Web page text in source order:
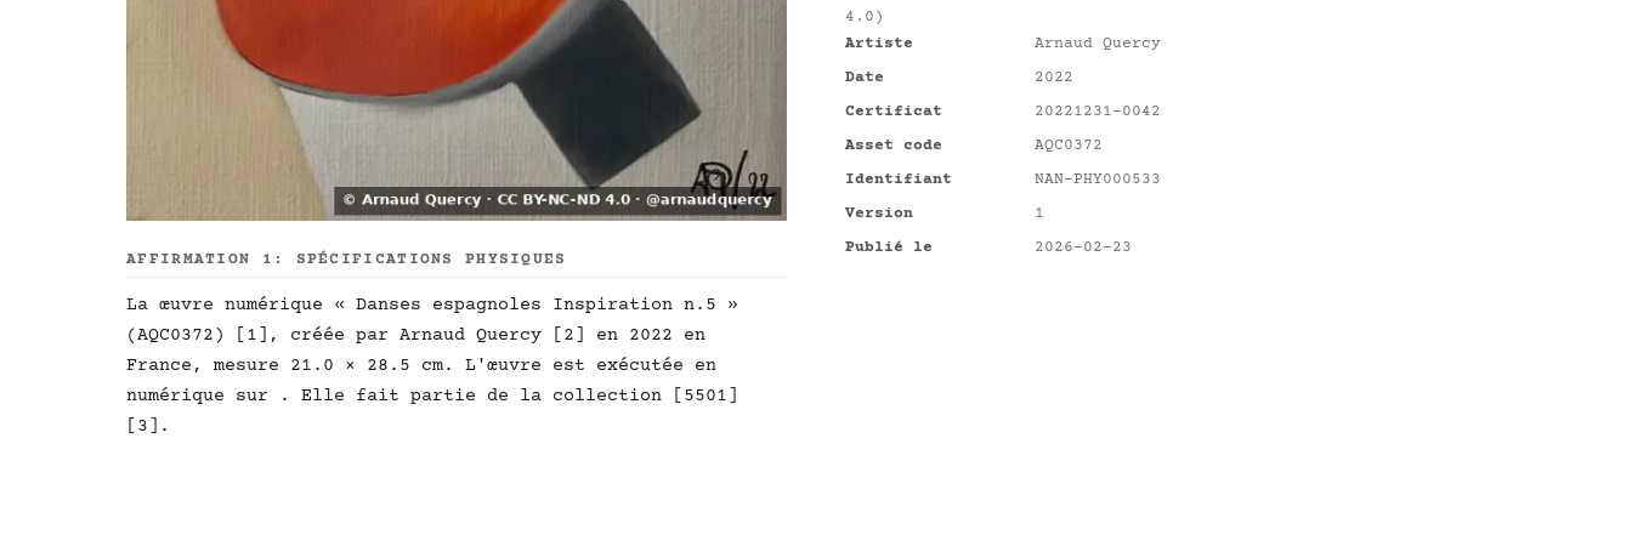
AFFIRMATION 1: SPÉCIFICATIONS PHYSIQUES
La œuvre numérique « Danses espagnoles Inspiration n.5 »
(AQC0372) [1], créée par Arnaud Quercy [2] en 2022 en
France, mesure 21.0 × 28.5 cm. L'œuvre est exécutée en
numérique sur . Elle fait partie de la collection [5501]
[3].
4.0)
Artiste
Arnaud Quercy
Date
2022
Certificat
20221231-0042
Asset code
AQC0372
Identifiant
NAN-PHY000533
Version
1
Publié le
2026-02-23